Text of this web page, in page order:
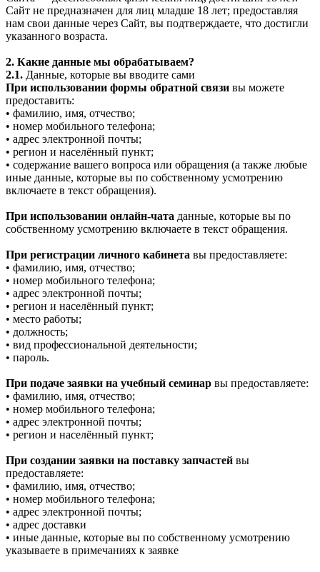
Сайт не предназначен для лиц младше 18 лет; предоставляя
нам свои данные через Сайт, вы подтверждаете, что достигли
указанного возраста.
2. Какие данные мы обрабатываем?
2.1. Данные, которые вы вводите сами
При использовании формы обратной связи вы можете
предоставить:
• фамилию, имя, отчество;
• номер мобильного телефона;
• адрес электронной почты;
• регион и населённый пункт;
• содержание вашего вопроса или обращения (а также любые
иные данные, которые вы по собственному усмотрению
включаете в текст обращения).
При использовании онлайн-чата данные, которые вы по
собственному усмотрению включаете в текст обращения.
При регистрации личного кабинета вы предоставляете:
• фамилию, имя, отчество;
• номер мобильного телефона;
• адрес электронной почты;
• регион и населённый пункт;
• место работы;
• должность;
• вид профессиональной деятельности;
• пароль.
При подаче заявки на учебный семинар вы предоставляете:
• фамилию, имя, отчество;
• номер мобильного телефона;
• адрес электронной почты;
• регион и населённый пункт;
При создании заявки на поставку запчастей вы
предоставляете:
• фамилию, имя, отчество;
• номер мобильного телефона;
• адрес электронной почты;
• адрес доставки
• иные данные, которые вы по собственному усмотрению
указываете в примечаниях к заявке